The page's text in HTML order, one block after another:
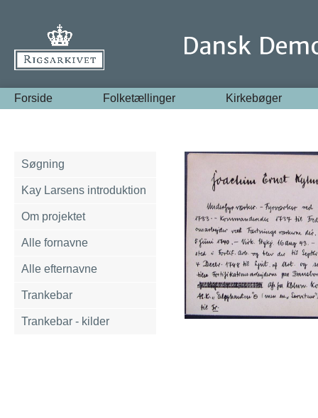
Forside Folketællinger Kirkebøger
Søgning
Kay Larsens introduktion
Om projektet
Alle fornavne
Alle efternavne
Trankebar
Trankebar - kilder